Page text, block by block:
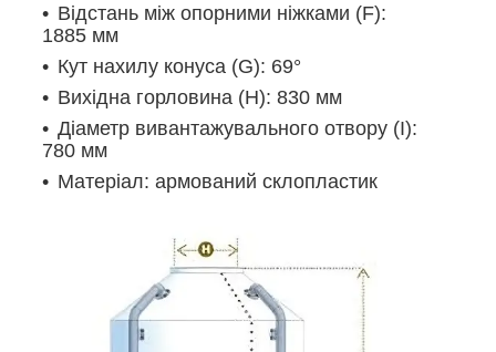
Відстань між опорними ніжками (F):
1885 мм
Кут нахилу конуса (G): 69°
Вихідна горловина (H): 830 мм
Діаметр вивантажувального отвору (I):
780 мм
Матеріал: армований склопластик